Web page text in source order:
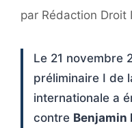
par Rédaction Droit
Le 21 novembre
préliminaire I de
internationale a
contre Benjamin